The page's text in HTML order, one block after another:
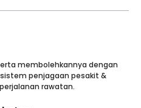
membolehkannya dengan
penjagaan pesakit &
rawatan.